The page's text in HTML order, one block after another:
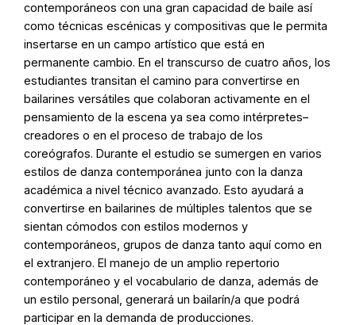
contemporáneos con una gran capacidad de baile así
como técnicas escénicas y compositivas que le permita
insertarse en un campo artístico que está en
permanente cambio. En el transcurso de cuatro años, los
estudiantes transitan el camino para convertirse en
bailarines versátiles que colaboran activamente en el
pensamiento de la escena ya sea como intérpretes–
creadores o en el proceso de trabajo de los
coreógrafos. Durante el estudio se sumergen en varios
estilos de danza contemporánea junto con la danza
académica a nivel técnico avanzado. Esto ayudará a
convertirse en bailarines de múltiples talentos que se
sientan cómodos con estilos modernos y
contemporáneos, grupos de danza tanto aquí como en
el extranjero. El manejo de un amplio repertorio
contemporáneo y el vocabulario de danza, además de
un estilo personal, generará un bailarín/a que podrá
participar en la demanda de producciones.